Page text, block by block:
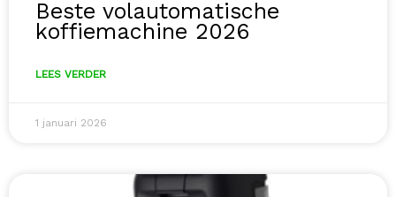
Beste volautomatische
koffiemachine 2026
LEES VERDER
1 januari 2026